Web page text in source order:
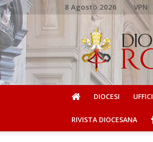
8 Agosto 2026 VPN
DIOCESI
DI
ROMA
DIOCESI UFFICI
RIVISTA DIOCESANA